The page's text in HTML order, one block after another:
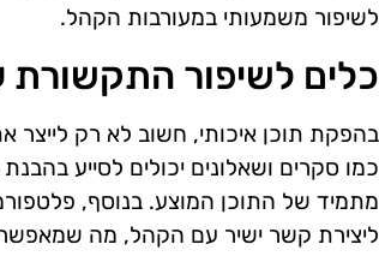
לשיפור משמעותי במעורבות הקהל.
כלים לשיפור
בהפקת תוכן איכותי, חשוב לא רק
כמו סקרים ושאלונים יכולים לסייע
מתמיד של התוכן המוצע. בנוסף,
ליצירת קשר ישיר עם הקהל, מה שמאפשר